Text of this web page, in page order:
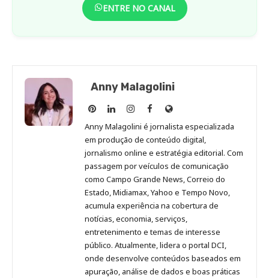
ENTRE NO CANAL
Anny Malagolini
Anny
Malagolini
no
Pinterest
Anny
Malagolini
no
LinkedIn
Anny
Malagolini
no
Instagram
Anny
Malagolini
no
Facebook
Site
de
Anny
Malagolini
Anny Malagolini é jornalista especializada
em produção de conteúdo digital,
jornalismo online e estratégia editorial. Com
passagem por veículos de comunicação
como Campo Grande News, Correio do
Estado, Midiamax, Yahoo e Tempo Novo,
acumula experiência na cobertura de
notícias, economia, serviços,
entretenimento e temas de interesse
público. Atualmente, lidera o portal DCI,
onde desenvolve conteúdos baseados em
apuração, análise de dados e boas práticas